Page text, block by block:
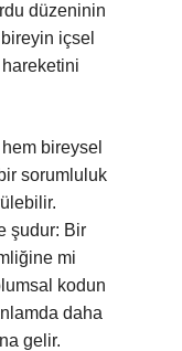
düzeninin
içsel
bireysel
sorumluluk
şudur: Bir
mi
kodun
daha
gelir.